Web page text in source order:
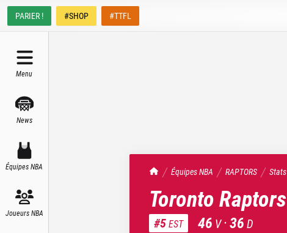
PARIER ! #SHOP #TTFL
Menu
News
Équipes NBA
Joueurs NBA
TrashTalk Actu NBA
Équipes NBA RAPTORS Stats
Toronto Raptors
#5EST 46 V ·36 D